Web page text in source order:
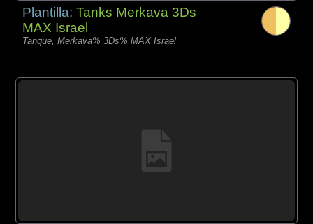
Plantilla:Tanks Merkava 3Ds
MAX Israel
Tanque, Merkava% 3Ds% MAX Israel